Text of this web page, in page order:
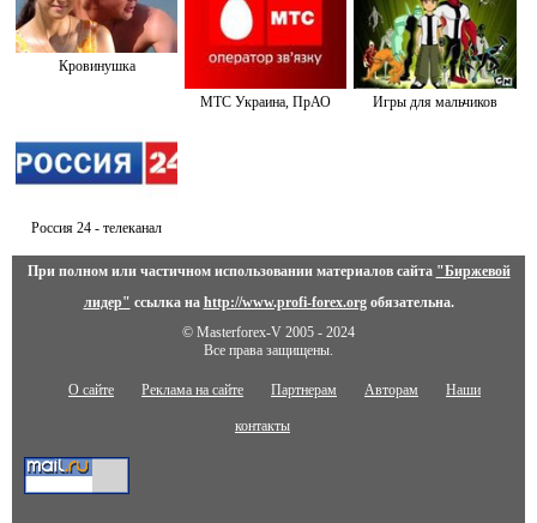
Кровинушка
МТС Украина, ПрАО Игры для мальчиков
Россия 24 - телеканал
При полном или частичном использовании материалов сайта "Биржевой
лидер" ссылка на http://www.profi-forex.orgобязательна.
© Masterforex-V 2005 - 2024
Все права защищены.
О сайте Реклама на сайте Партнерам Авторам Наши
контакты